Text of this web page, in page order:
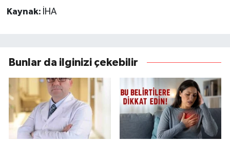
Kaynak: İHA
Bunlar da ilginizi çekebilir